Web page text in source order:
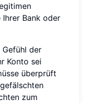
Ihrer Bank oder
der
Konto sei
überprüft
zum